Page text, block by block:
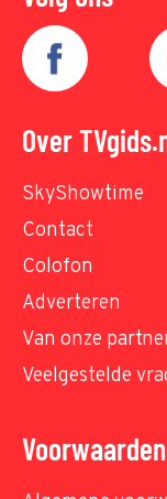
Over
SkyShowtime
Contact
Colofon
Adverteren
Van onze
Veelgestelde